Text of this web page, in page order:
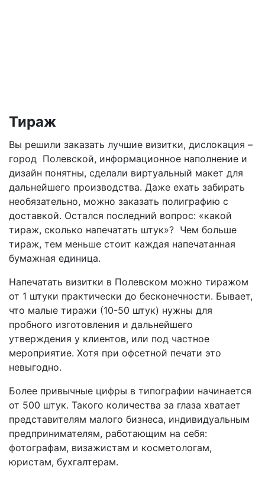
Тираж
Вы решили заказать лучшие визитки, дислокация –
город Полевской, информационное наполнение и
дизайн понятны, сделали виртуальный макет для
дальнейшего производства. Даже ехать забирать
необязательно, можно заказать полиграфию с
доставкой. Остался последний вопрос: «какой
тираж, сколько напечатать штук»? Чем больше
тираж, тем меньше стоит каждая напечатанная
бумажная единица.
Напечатать визитки в Полевском можно тиражом
от 1 штуки практически до бесконечности. Бывает,
что малые тиражи (10-50 штук) нужны для
пробного изготовления и дальнейшего
утверждения у клиентов, или под частное
мероприятие. Хотя при офсетной печати это
невыгодно.
Более привычные цифры в типографии начинается
от 500 штук. Такого количества за глаза хватает
представителям малого бизнеса, индивидуальным
предпринимателям, работающим на себя:
фотографам, визажистам и косметологам,
юристам, бухгалтерам.